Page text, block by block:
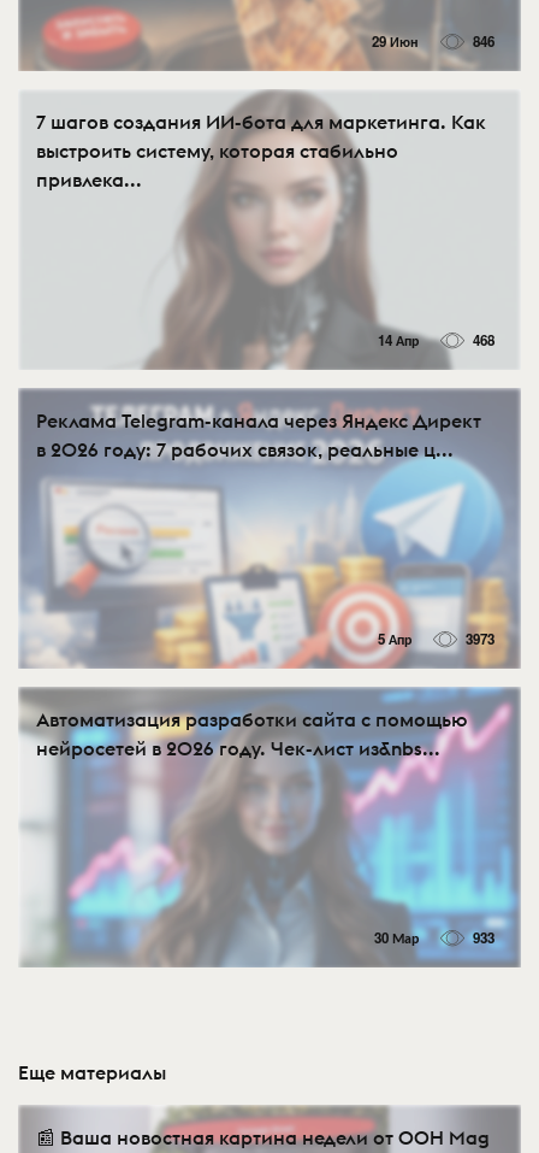
29 Июн 846
7 шагов создания ИИ-бота для маркетинга. Как
выстроить систему, которая стабильно
привлека...
14 Апр 468
Реклама Telegram-канала через Яндекс Директ
в 2026 году: 7 рабочих связок, реальные ц...
5 Апр 3973
Автоматизация разработки сайта с помощью
нейросетей в 2026 году. Чек-лист из&nbs...
30 Мар 933
Еще материалы
📰 Ваша новостная картина недели от OOH Mag